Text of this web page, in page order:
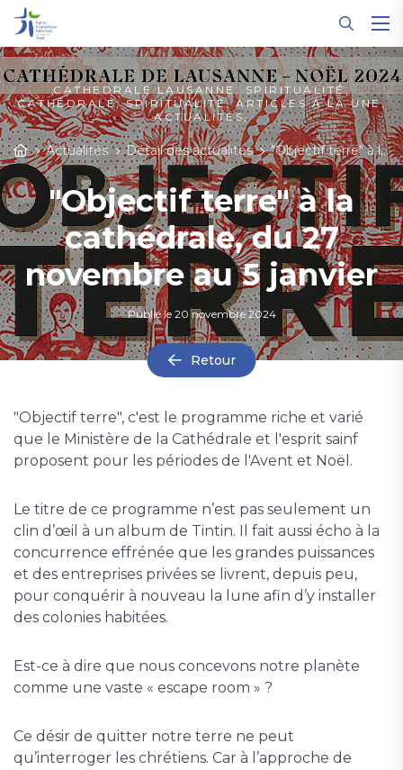
CATHEDRALE LAUSANNE, SPIRITUALITÉ,
CATHÉDRALE, SPIRITUALITÉ, ARTICLES À LA UNE,
ACTUALITÉS,
Actualités Détail des actualités "Objectif terre" à la cathédrale, du 27 novembre au 5 janvier
"Objectif terre" à la
cathédrale, du 27
novembre au 5 janvier
Publié le 20 novembre 2024
Retour
"Objectif terre", c'est le programme riche et varié
que le Ministère de la Cathédrale et l'esprit sainf
proposent pour les périodes de l'Avent et Noël.
Le titre de ce programme n’est pas seulement un
clin d’œil à un album de Tintin. Il fait aussi écho à la
concurrence effrénée que les grandes puissances
et des entreprises privées se livrent, depuis peu,
pour conquérir à nouveau la lune afin d’y installer
des colonies habitées.
Est-ce à dire que nous concevons notre planète
comme une vaste « escape room » ?
Ce désir de quitter notre terre ne peut
qu’interroger les chrétiens. Car à l’approche de
Panneau de gestion des cookies